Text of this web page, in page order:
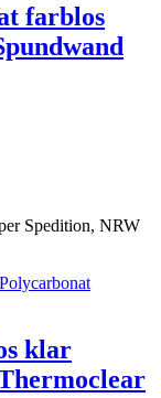
farblos
Spedition, NRW
klar